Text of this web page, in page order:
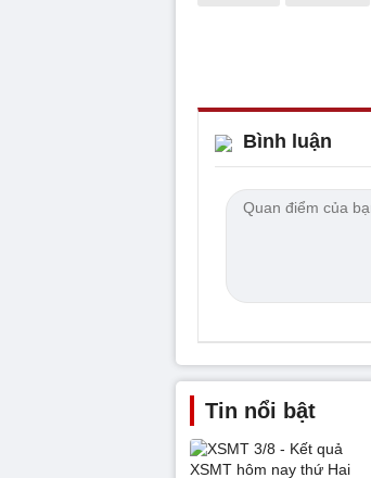
Bình luận
Tin nổi bật